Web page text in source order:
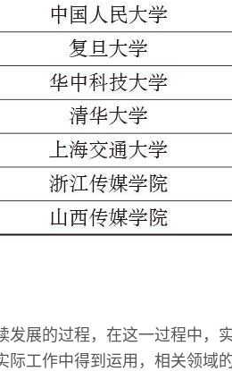
发展的过程，在这一过程中，
际工作中得到运用，相关领域